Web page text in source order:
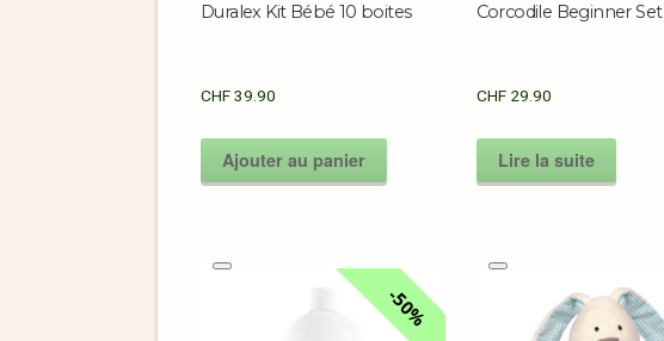
Duralex Kit Bébé 10 boites
CHF39.90
Ajouter au panier
Corcodile Beginner Set
CHF29.90
Lire la suite
50%